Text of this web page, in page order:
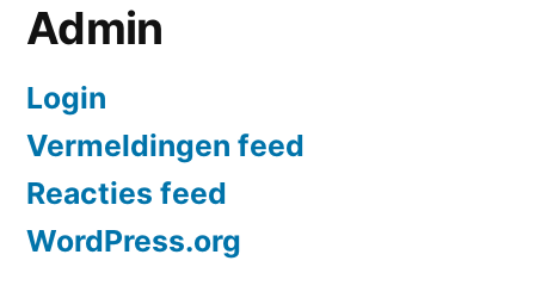
Admin
Login
Vermeldingen feed
Reacties feed
WordPress.org